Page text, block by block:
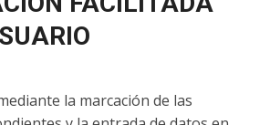
la marcación de las